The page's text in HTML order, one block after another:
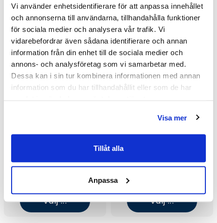
Vi använder enhetsidentifierare för att anpassa innehållet
och annonserna till användarna, tillhandahålla funktioner
för sociala medier och analysera vår trafik. Vi
vidarebefordrar även sådana identifierare och annan
information från din enhet till de sociala medier och
annons- och analysföretag som vi samarbetar med.
Dessa kan i sin tur kombinera informationen med annan
information som du har tillhandahållit eller som de har
Visa mer
Tillåt alla
Anpassa
Macro Design Grace Swing
Välj ...
Macro Design Grace Swing
Välj ...